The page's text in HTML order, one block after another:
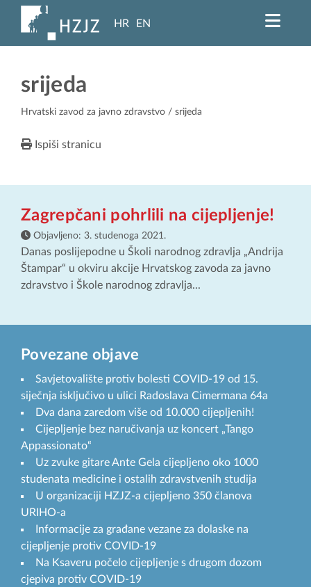
HR EN
srijeda
Hrvatski zavod za javno zdravstvo / srijeda
Ispiši stranicu
Zagrepčani pohrlili na cijepljenje!
Objavljeno: 3. studenoga 2021.
Danas poslijepodne u Školi narodnog zdravlja „Andrija
Štampar“ u okviru akcije Hrvatskog zavoda za javno
zdravstvo i Škole narodnog zdravlja...
Povezane objave
Savjetovalište protiv bolesti COVID-19 od 15.
siječnja isključivo u ulici Radoslava Cimermana 64a
Dva dana zaredom više od 10.000 cijepljenih!
Cijepljenje bez naručivanja uz koncert „Tango
Appassionato“
Uz zvuke gitare Ante Gela cijepljeno oko 1000
studenata medicine i ostalih zdravstvenih studija
U organizaciji HZJZ-a cijepljeno 350 članova
URIHO-a
Informacije za građane vezane za dolaske na
cijepljenje protiv COVID-19
Na Ksaveru počelo cijepljenje s drugom dozom
cjepiva protiv COVID-19